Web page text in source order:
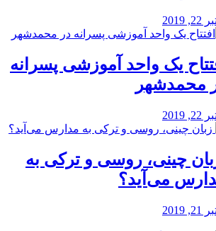
2019
یک واحد آموزشی پسرانه
محمدشهر
2019
چینی، روسی و ترکی به
می‌آید؟
2019